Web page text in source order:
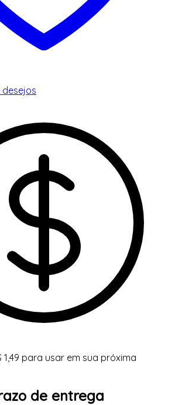
1,49 para usar em sua próxima
de entrega